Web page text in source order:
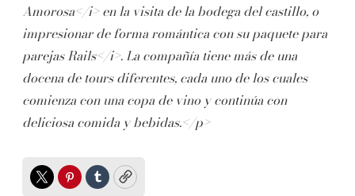
Amorosa</i> en la visita de la bodega del castillo, o
impresionar de forma romántica con su paquete para
parejasRails</i>. La compañía tiene más de una
docena de tours diferentes, cada uno de los cuales
comienza con una copa de vino y continúa con
deliciosa comida y bebidas.</p>
TwitterPinterest
TumblrCopy